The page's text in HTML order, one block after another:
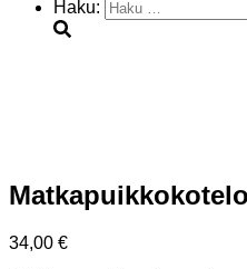
Haku:
34,00 €